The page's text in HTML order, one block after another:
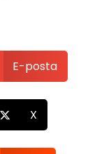
E-posta
X